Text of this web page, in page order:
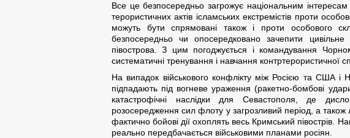
Все це безпосередньо загрожує національним інтересам
терористичних актів ісламських екстремістів проти
можуть бути спрямовані також і проти особового
безпосередньо чи опосередковано зачепити цивільне
півострова. З цим погоджується і командування
систематичні тренування і навчання контртерористичної
На випадок військового конфлікту між Росією та США
підпадають під вогневе ураження (ракетно-бомбові
катастрофічні наслідки для Севастополя, де
розосередження сил флоту у загрозливий період, а також
фактично бойові дії охоплять весь Кримський півострів.
реально передбачається військовими планами росіян.